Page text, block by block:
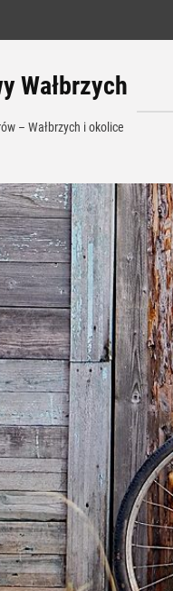
Wałbrzych
– Wałbrzych i okolice